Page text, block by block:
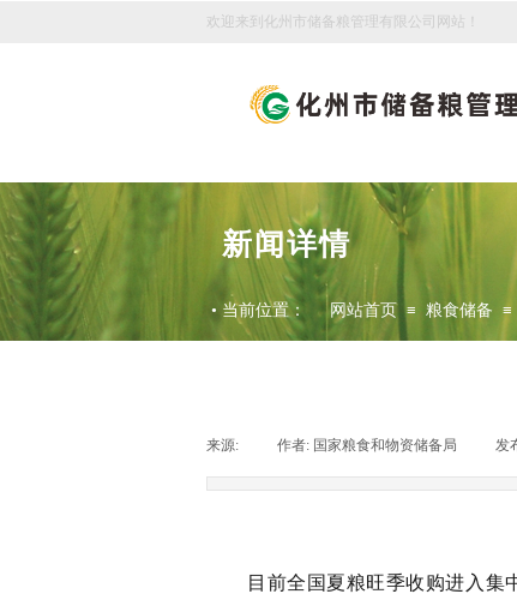
欢迎来到化州市储备粮管理有限公司网站！
网站首页 ≡ 粮食储备 ≡
新闻详情
• 当前位置：
来源: 作者: 国家粮食和物资储备局 发
目前全国夏粮旺季收购进入集